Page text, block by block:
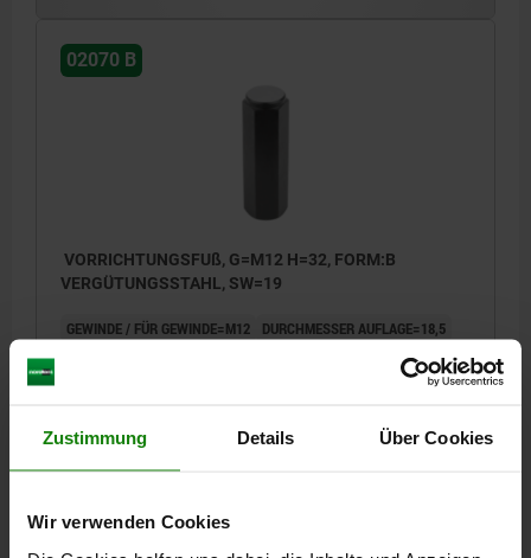
Zustimmung Details Über Cookies
Wir verwenden Cookies
02070 B
VORRICHTUNGSFUß, G=M12 H=32, FORM:B
VERGÜTUNGSSTAHL, SW=19
GEWINDE / FÜR GEWINDE=M12
DURCHMESSER AUFLAGE=18,5
16,24 €